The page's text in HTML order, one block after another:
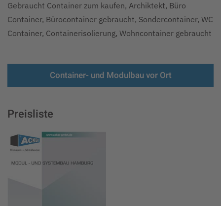
Gebraucht Container zum kaufen, Archiktekt, Büro
Container, Bürocontainer gebraucht, Sondercontainer, WC
Container, Containerisolierung, Wohncontainer gebraucht
Container- und Modulbau vor Ort
Preisliste